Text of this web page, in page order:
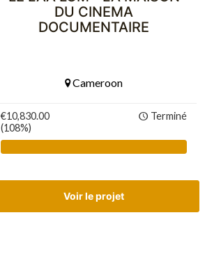
DU CINEMA
DOCUMENTAIRE
Cameroon
€10,830.00
(108%)
Terminé
Voir le projet